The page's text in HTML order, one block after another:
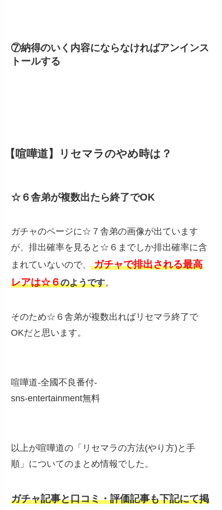
⑦納得のいく内容にならなければアンインス
トールする
【喧嘩道】リセマラのやめ時は？
☆６舎弟が複数出たら終了でOK
ガチャのページに☆７舎弟の画像が出ています
が、排出確率を見ると☆６までしか排出確率に含
まれていないので、 ガチャで排出される最高
レアは☆６のようです。
そのため☆６舎弟が複数出ればリセマラ終了で
OKだと思います。
喧嘩道-全國不良番付-
sns-entertainment無料
以上が喧嘩道の「リセマラの方法(やり方)と手
順」についてのまとめ情報でした。
ガチャ記事と口コミ・評価記事も下記にて掲